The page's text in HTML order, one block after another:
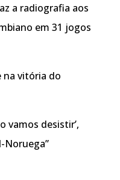
a radiografia aos
em 31 jogos
na vitória do
vamos desistir’,
Noruega”